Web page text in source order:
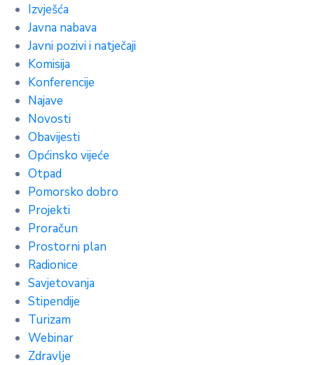
Izvješća
Javna nabava
Javni pozivi i natječaji
Komisija
Konferencije
Najave
Novosti
Obavijesti
Općinsko vijeće
Otpad
Pomorsko dobro
Projekti
Proračun
Prostorni plan
Radionice
Savjetovanja
Stipendije
Turizam
Webinar
Zdravlje